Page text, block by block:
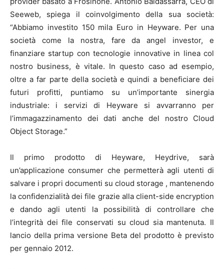
Seeweb, spiega il coinvolgimento della sua società:
“Abbiamo investito 150 mila Euro in Heyware. Per una
società come la nostra, fare da angel investor, e
finanziare startup con tecnologie innovative in linea col
nostro business, è vitale. In questo caso ad esempio,
oltre a far parte della società e quindi a beneficiare dei
futuri profitti, puntiamo su un’importante sinergia
industriale: i servizi di Heyware si avvarranno per
l’immagazzinamento dei dati anche del nostro Cloud
Object Storage.”
Il primo prodotto di Heyware, Heydrive, sarà
un’applicazione consumer che permetterà agli utenti di
salvare i propri documenti su cloud storage , mantenendo
la confidenzialità dei file grazie alla client-side encryption
e dando agli utenti la possibilità di controllare che
l’integrità dei file conservati su cloud sia mantenuta. Il
lancio della prima versione Beta del prodotto è previsto
per gennaio 2012.